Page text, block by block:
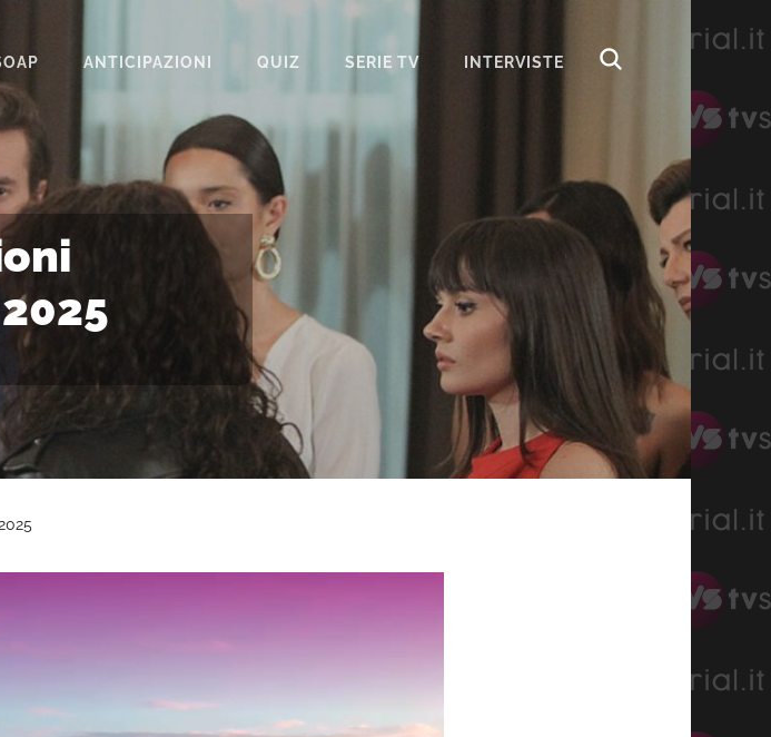
PARADISO DELLE SIGNORE
LA PROMESSA
DI FAMIGLIA
TEMPESTA D’AMORE
ANTICIPAZIONI QUIZ SERIE TV INTERVISTE